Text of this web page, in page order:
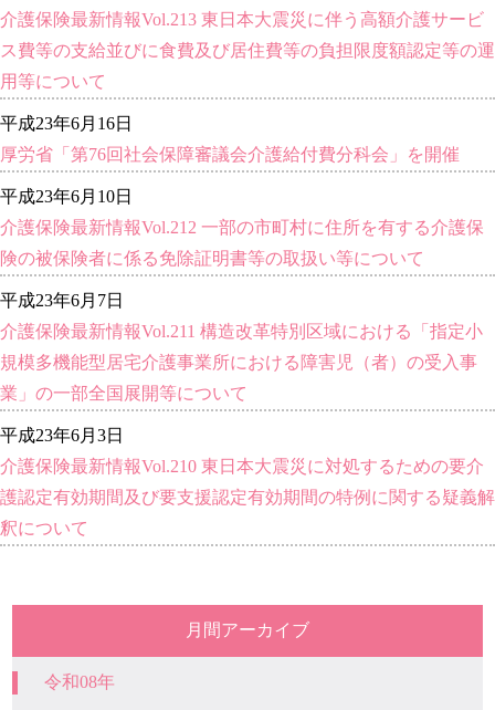
介護保険最新情報Vol.213 東日本大震災に伴う高額介護サービ
ス費等の支給並びに食費及び居住費等の負担限度額認定等の運
用等について
平成23年6月16日
厚労省「第76回社会保障審議会介護給付費分科会」を開催
平成23年6月10日
介護保険最新情報Vol.212 一部の市町村に住所を有する介護保
険の被保険者に係る免除証明書等の取扱い等について
平成23年6月7日
介護保険最新情報Vol.211 構造改革特別区域における「指定小
規模多機能型居宅介護事業所における障害児（者）の受入事
業」の一部全国展開等について
平成23年6月3日
介護保険最新情報Vol.210 東日本大震災に対処するための要介
護認定有効期間及び要支援認定有効期間の特例に関する疑義解
釈について
月間アーカイブ
令和08年